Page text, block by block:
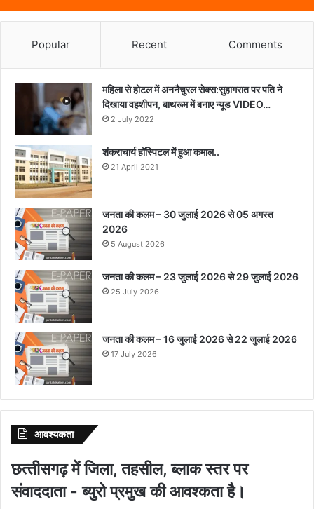
Popular Recent Comments
महिला से होटल में अननैचुरल सेक्स:सुहागरात पर पति ने
दिखाया वहशीपन, बाथरूम में बनाए न्यूड VIDEO…
2 July 2022
शंकराचार्य हॉस्पिटल में हुआ कमाल..
21 April 2021
जनता की कलम – 30 जुलाई 2026 से 05 अगस्त
2026
5 August 2026
जनता की कलम – 23 जुलाई 2026 से 29 जुलाई 2026
25 July 2026
जनता की कलम – 16 जुलाई 2026 से 22 जुलाई 2026
17 July 2026
आवश्‍यकता
छत्‍तीसगढ़ में जिला, तहसील, ब्‍लाक स्‍तर पर
संवाददाता - ब्‍युरो प्रमुख की आवश्‍कता है।